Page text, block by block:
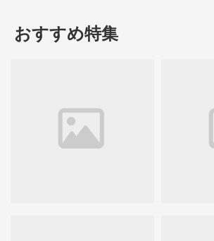
おすすめ特集